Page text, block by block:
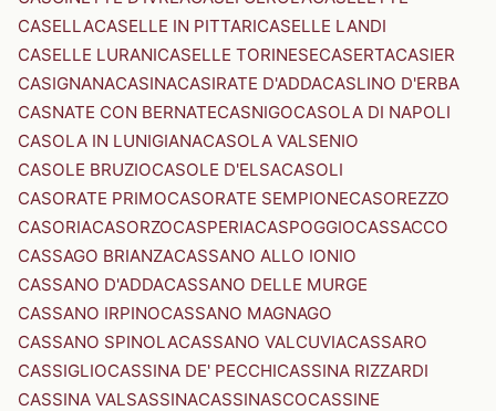
CASELLACASELLE IN PITTARICASELLE LANDI
CASELLE LURANICASELLE TORINESECASERTACASIER
CASIGNANACASINACASIRATE D'ADDACASLINO D'ERBA
CASNATE CON BERNATECASNIGOCASOLA DI NAPOLI
CASOLA IN LUNIGIANACASOLA VALSENIO
CASOLE BRUZIOCASOLE D'ELSACASOLI
CASORATE PRIMOCASORATE SEMPIONECASOREZZO
CASORIACASORZOCASPERIACASPOGGIOCASSACCO
CASSAGO BRIANZACASSANO ALLO IONIO
CASSANO D'ADDACASSANO DELLE MURGE
CASSANO IRPINOCASSANO MAGNAGO
CASSANO SPINOLACASSANO VALCUVIACASSARO
CASSIGLIOCASSINA DE' PECCHICASSINA RIZZARDI
CASSINA VALSASSINACASSINASCOCASSINE